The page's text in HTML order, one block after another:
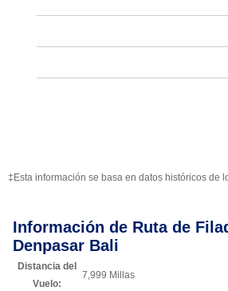
‡Esta información se basa en datos históricos de
Información de Ruta de
Denpasar Bali
Distancia del
Vuelo:
7,999 Millas